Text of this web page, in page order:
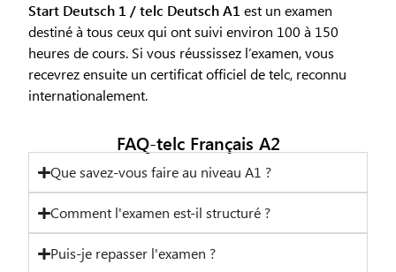
Start Deutsch 1 / telc Deutsch A1 est un examen
destiné à tous ceux qui ont suivi environ 100 à 150
heures de cours. Si vous réussissez l’examen, vous
recevrez ensuite un certificat officiel de telc, reconnu
internationalement.
FAQ-telc Français A2
Que savez-vous faire au niveau A1 ?
Comment l'examen est-il structuré ?
Puis-je repasser l'examen ?